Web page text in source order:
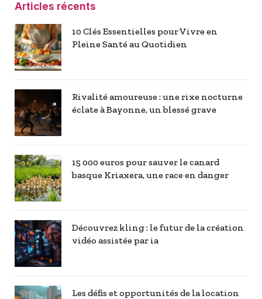
Articles récents
10 Clés Essentielles pour Vivre en
Pleine Santé au Quotidien
Rivalité amoureuse : une rixe nocturne
éclate à Bayonne, un blessé grave
15 000 euros pour sauver le canard
basque Kriaxera, une race en danger
Découvrez kling : le futur de la création
vidéo assistée par ia
Les défis et opportunités de la location